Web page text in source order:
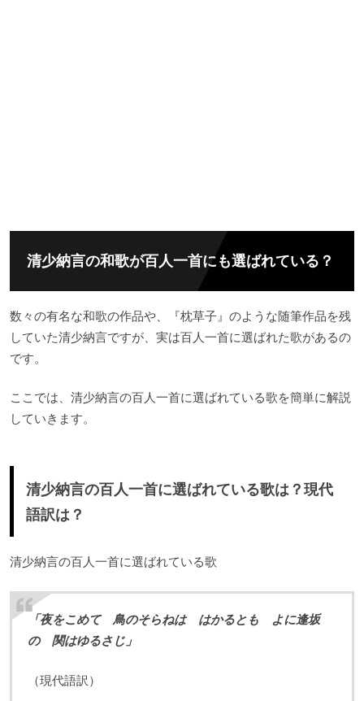
清少納言の和歌が百人一首にも選ばれている？
数々の有名な和歌の作品や、『枕草子』のような随筆作品を残
していた清少納言ですが、実は百人一首に選ばれた歌があるの
です。
ここでは、清少納言の百人一首に選ばれている歌を簡単に解説
していきます。
清少納言の百人一首に選ばれている歌は？現代
語訳は？
清少納言の百人一首に選ばれている歌
「夜をこめて 鳥のそらねは はかるとも よに逢坂
の 関はゆるさじ」
（現代語訳）